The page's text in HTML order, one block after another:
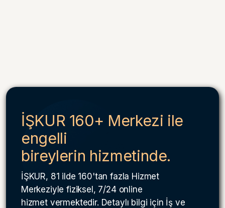
İŞKUR 160+ Merkezi ile
engelli
bireylerin hizmetinde.
İŞKUR, 81 ilde 160'tan fazla Hizmet
Merkeziyle fiziksel, 7/24 online
hizmet vermektedir. Detaylı bilgi için İş ve